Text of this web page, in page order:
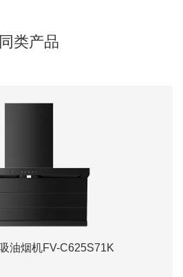
同类产品
油烟机FV-C625S71K